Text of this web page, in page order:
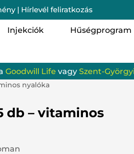
| Hírlevél feliratkozás
Szent-Györgyi Albert
Injekciók Hűségprogram
Goodwill Life vagy Szent-
nyalóka
db – vitaminos